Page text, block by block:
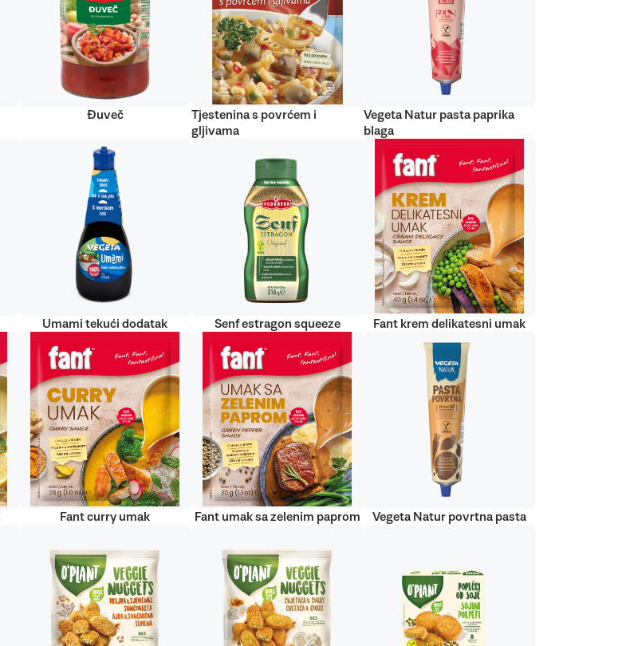
Đuveč
Tjestenina s povrćem i
gljivama
Vegeta Natur pasta paprika
blaga
Umami tekući dodatak Senf estragon squeeze Fant krem delikatesni umak
Fant curry umak Fant umak sa zelenim paprom Vegeta Natur povrtna pasta